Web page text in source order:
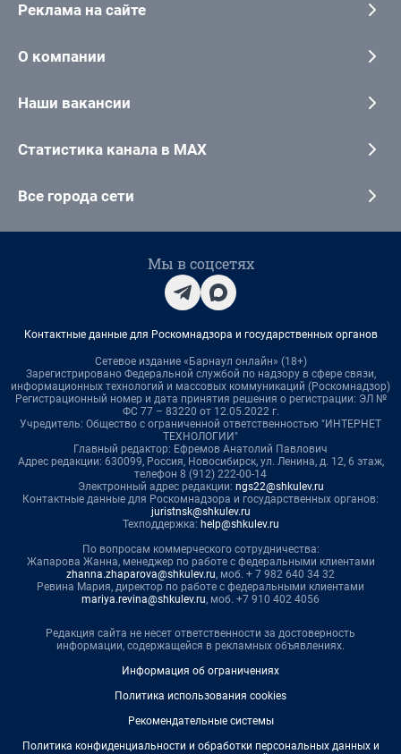
Реклама на сайте
О компании
Наши вакансии
Статистика канала в MAX
Все города сети
Мы в соцсетях
Контактные данные для Роскомнадзора и государственных органов
Сетевое издание «Барнаул онлайн» (18+)
Зарегистрировано Федеральной службой по надзору в сфере связи,
информационных технологий и массовых коммуникаций (Роскомнадзор)
Регистрационный номер и дата принятия решения о регистрации: ЭЛ №
ФС 77 – 83220 от 12.05.2022 г.
Учредитель: Общество с ограниченной ответственностью "ИНТЕРНЕТ
ТЕХНОЛОГИИ"
Главный редактор: Ефремов Анатолий Павлович
Адрес редакции: 630099, Россия, Новосибирск, ул. Ленина, д. 12, 6 этаж,
телефон 8 (912) 222-00-14
Электронный адрес редакции: ngs22@shkulev.ru
Контактные данные для Роскомнадзора и государственных органов:
juristnsk@shkulev.ru
Техподдержка: help@shkulev.ru
По вопросам коммерческого сотрудничества:
Жапарова Жанна, менеджер по работе с федеральными клиентами
zhanna.zhaparova@shkulev.ru, моб. + 7 982 640 34 32
Ревина Мария, директор по работе с федеральными клиентами
mariya.revina@shkulev.ru, моб. +7 910 402 4056
Редакция сайта не несет ответственности за достоверность
информации, содержащейся в рекламных объявлениях.
Информация об ограничениях
Политика использования cookies
Рекомендательные системы
Политика конфиденциальности и обработки персональных данных и